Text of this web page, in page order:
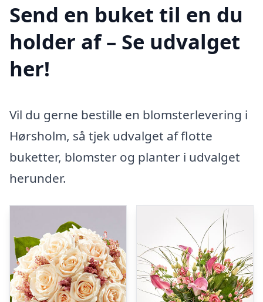
Send en buket til en du
holder af – Se udvalget
her!
Vil du gerne bestille en blomsterlevering i
Hørsholm, så tjek udvalget af flotte
buketter, blomster og planter i udvalget
herunder.